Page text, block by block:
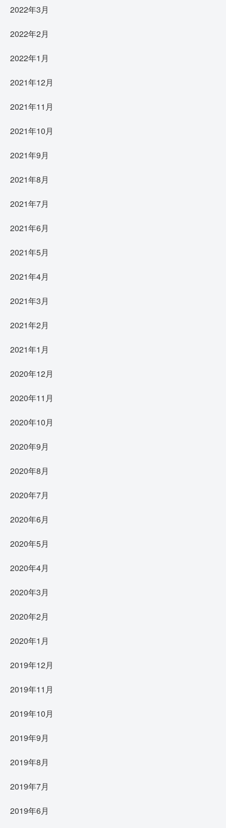
2022年3月
2022年2月
2022年1月
2021年12月
2021年11月
2021年10月
2021年9月
2021年8月
2021年7月
2021年6月
2021年5月
2021年4月
2021年3月
2021年2月
2021年1月
2020年12月
2020年11月
2020年10月
2020年9月
2020年8月
2020年7月
2020年6月
2020年5月
2020年4月
2020年3月
2020年2月
2020年1月
2019年12月
2019年11月
2019年10月
2019年9月
2019年8月
2019年7月
2019年6月